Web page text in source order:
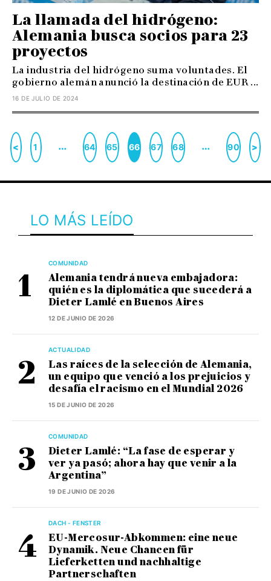
La llamada del hidrógeno:
Alemania busca socios para 23
proyectos
La industria del hidrógeno suma voluntades. El
gobierno alemán anunció la destinación de EUR ...
16 DE JULIO DE 2024
< 1 … 64 65 66 67 68 … 90 >
LO MÁS LEÍDO
COMUNIDAD
Alemania tendrá nueva embajadora:
quién es la diplomática que sucederá a
Dieter Lamlé en Buenos Aires
12 DE JUNIO DE 2026
ACTUALIDAD
Las raíces de la selección de Alemania,
un equipo que venció a los prejuicios y
desafía el racismo en el Mundial 2026
15 DE JUNIO DE 2026
COMUNIDAD
Dieter Lamlé: “La fase de esperar y
ver ya pasó; ahora hay que venir a la
Argentina”
19 DE JUNIO DE 2026
DACH - FENSTER
EU-Mercosur-Abkommen: eine neue
Dynamik. Neue Chancen für
Lieferketten und nachhaltige
Partnerschaften